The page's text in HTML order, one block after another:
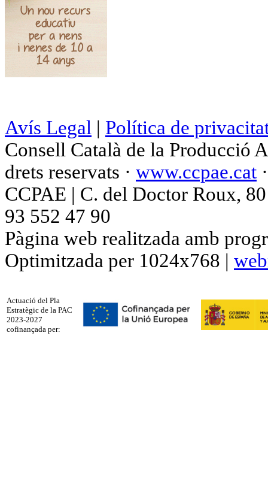
Avís Legal | Política de
Consell Català de la Producció
drets reservats · www.ccpae.cat
CCPAE | C. del Doctor Roux,
93 552 47 90
Pàgina web realitzada amb
Optimitzada per 1024x768 |
Actuació del Pla
Estratègic de la PAC
2023-2027
cofinançada per: